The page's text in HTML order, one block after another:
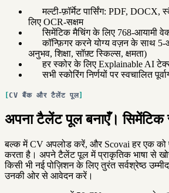
मल्टी-फ़ॉर्मेट पार्सिंग: PDF,
लिए OCR-सक्षम
सिमेंटिक मैचिंग के लिए 768-आयामी
कॉन्फ़िगर करने योग्य वज़न के साथ 5-
अनुभव, शिक्षा, सॉफ़्ट स्किल्स, क्षमता)
हर स्कोर के लिए Explainable AI
सभी स्कोरिंग निर्णयों पर स्वचालित
CV बैंक और टैलेंट पूल
अपना टैलेंट पूल बनाएँ।
बल्क में CV अपलोड करें, और Scovai हर एक को
करता है। अपने टैलेंट पूल में प्राकृतिक भाषा से
किसी भी नई पोज़िशन के लिए तुरंत सर्वश्रेष्ठ
उनकी ओर से आवेदन करें।